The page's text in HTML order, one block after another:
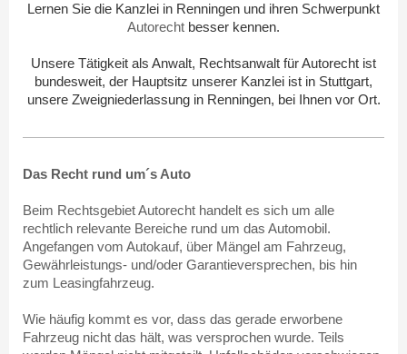
Lernen Sie die Kanzlei in Renningen und ihren Schwerpunkt
Autorecht besser kennen.
Unsere Tätigkeit als Anwalt, Rechtsanwalt für Autorecht ist
bundesweit, der Hauptsitz unserer Kanzlei ist in Stuttgart,
unsere Zweigniederlassung in Renningen, bei Ihnen vor Ort.
Das Recht rund um´s Auto
Beim Rechtsgebiet Autorecht handelt es sich um alle
rechtlich relevante Bereiche rund um das Automobil.
Angefangen vom Autokauf, über Mängel am Fahrzeug,
Gewährleistungs- und/oder Garantieversprechen, bis hin
zum Leasingfahrzeug.
Wie häufig kommt es vor, dass das gerade erworbene
Fahrzeug nicht das hält, was versprochen wurde. Teils